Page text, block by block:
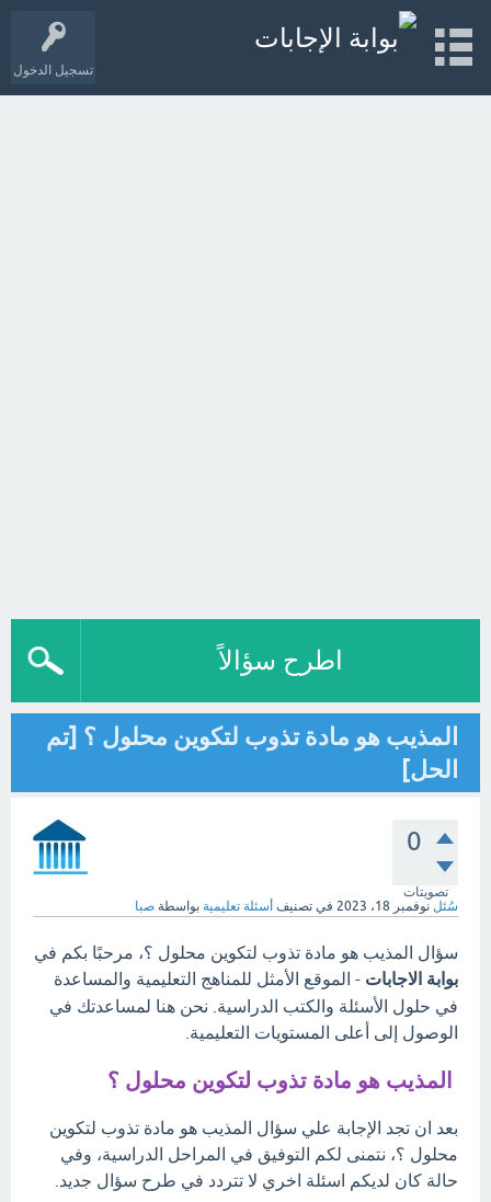
تسجيل الدخول
اطرح سؤالاً
المذيب هو مادة تذوب لتكوين محلول ؟ [تم
الحل]
0
تصويتات
سُئل نوفمبر 18، 2023 في تصنيف أسئلة تعليمية بواسطة صبا
سؤال المذيب هو مادة تذوب لتكوين محلول ؟، مرحبًا بكم في
بوابة الاجابات - الموقع الأمثل للمناهج التعليمية والمساعدة
في حلول الأسئلة والكتب الدراسية. نحن هنا لمساعدتك في
الوصول إلى أعلى المستويات التعليمية.
المذيب هو مادة تذوب لتكوين محلول ؟
بعد ان تجد الإجابة علي سؤال المذيب هو مادة تذوب لتكوين
محلول ؟، نتمنى لكم التوفيق في المراحل الدراسية، وفي
حالة كان لديكم اسئلة اخري لا تتردد في طرح سؤال جديد.